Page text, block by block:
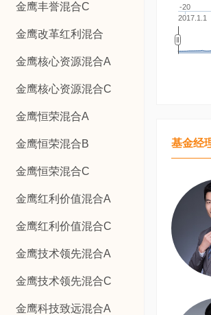
金鹰丰誉混合C
金鹰改革红利混合
金鹰核心资源混合A
金鹰核心资源混合C
金鹰恒荣混合A
金鹰恒荣混合B
金鹰恒荣混合C
金鹰红利价值混合A
金鹰红利价值混合C
金鹰技术领先混合A
金鹰技术领先混合C
金鹰科技致远混合A
2017.1.1
-20
基金经